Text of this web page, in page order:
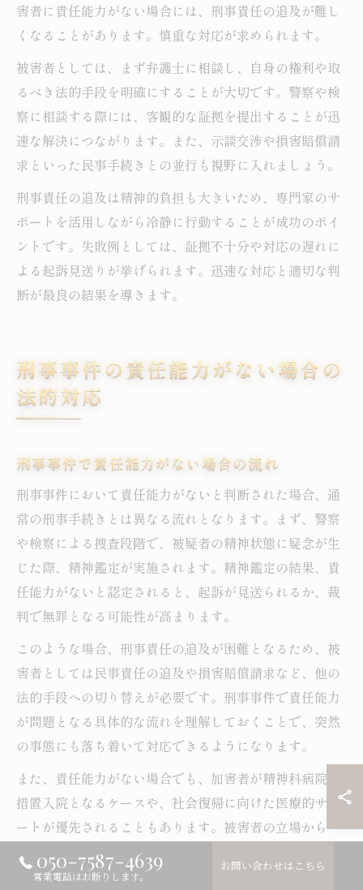
害者に責任能力がない場合には、刑事責任の追及が難し
くなることがあります。慎重な対応が求められます。
被害者としては、まず弁護士に相談し、自身の権利や取
るべき法的手段を明確にすることが大切です。警察や検
察に相談する際には、客観的な証拠を提出することが迅
速な解決につながります。また、示談交渉や損害賠償請
求といった民事手続きとの並行も視野に入れましょう。
刑事責任の追及は精神的負担も大きいため、専門家のサ
ポートを活用しながら冷静に行動することが成功のポイ
ントです。失敗例としては、証拠不十分や対応の遅れに
よる起訴見送りが挙げられます。迅速な対応と適切な判
断が最良の結果を導きます。
刑事事件の責任能力がない場合の
法的対応
刑事事件で責任能力がない場合の流れ
刑事事件において責任能力がないと判断された場合、通
常の刑事手続きとは異なる流れとなります。まず、警察
や検察による捜査段階で、被疑者の精神状態に疑念が生
じた際、精神鑑定が実施されます。精神鑑定の結果、責
任能力がないと認定されると、起訴が見送られるか、裁
判で無罪となる可能性が高まります。
このような場合、刑事責任の追及が困難となるため、被
害者としては民事責任の追及や損害賠償請求など、他の
法的手段への切り替えが必要です。刑事事件で責任能力
が問題となる具体的な流れを理解しておくことで、突然
の事態にも落ち着いて対応できるようになります。
また、責任能力がない場合でも、加害者が精神科病院に
措置入院となるケースや、社会復帰に向けた医療的サポ
ートが優先されることもあります。被害者の立場から
は、事件の解決がすぐに実現しないもどかしさもありま
すが、弁護士への相談が重要な第一歩となります。
050-7587-4639
営業電話はお断りします。
お問い合わせはこちら